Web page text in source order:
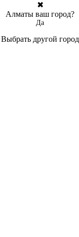
✖
Алматы ваш город?
Да
Выбрать другой город